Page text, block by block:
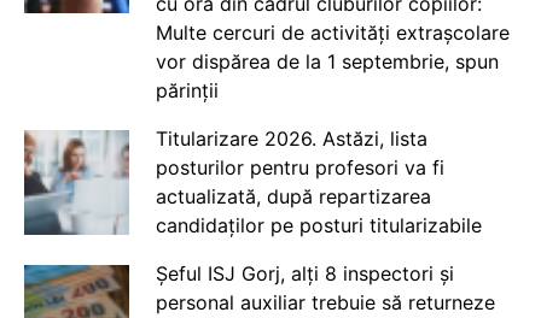
Multe cercuri de activități extrașcolare
vor dispărea de la 1 septembrie, spun
părinții
Titularizare 2026. Astăzi, lista
posturilor pentru profesori va fi
actualizată, după repartizarea
candidaților pe posturi titularizabile
Șeful ISJ Gorj, alți 8 inspectori și
personal auxiliar trebuie să returneze